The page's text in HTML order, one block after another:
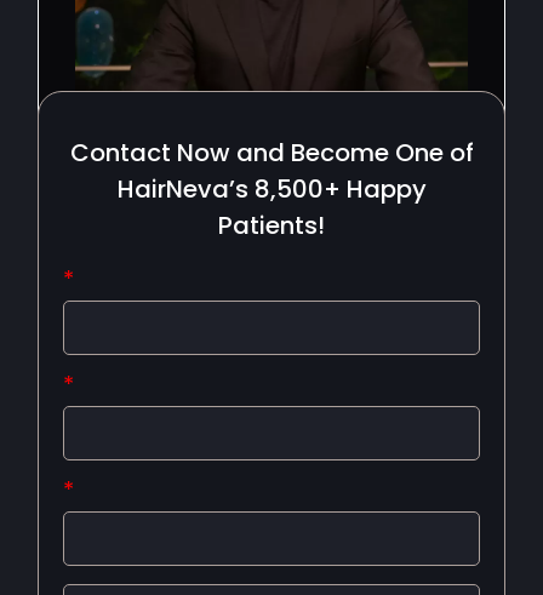
Contact Now and Become One of
HairNeva’s 8,500+ Happy
Patients!
*
*
*